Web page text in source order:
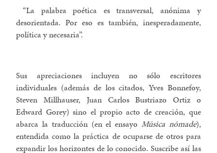
“La palabra poética es transversal, anónima y
desorientada. Por eso es también, inesperadamente,
política y necesaria”.
Sus apreciaciones incluyen no sólo escritores
individuales (además de los citados, Yves Bonnefoy,
Steven Millhauser, Juan Carlos Bustriazo Ortiz o
Edward Gorey) sino el propio acto de creación, que
abarca la traducción (en el ensayo Música nómade),
entendida como la práctica de ocuparse de otros para
expandir los horizontes de lo conocido. Suscribe así las